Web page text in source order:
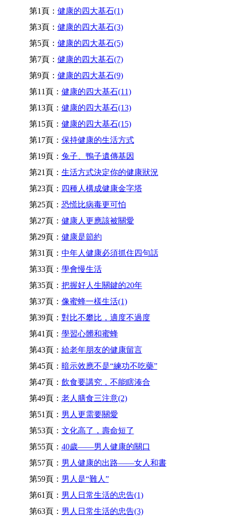
第1頁： 健康的四大基石(1)
第3頁： 健康的四大基石(3)
第5頁： 健康的四大基石(5)
第7頁： 健康的四大基石(7)
第9頁： 健康的四大基石(9)
第11頁： 健康的四大基石(11)
第13頁： 健康的四大基石(13)
第15頁： 健康的四大基石(15)
第17頁： 保持健康的生活方式
第19頁： 兔子、鴨子遺傳基因
第21頁： 生活方式決定你的健康狀況
第23頁： 四種人構成健康金字塔
第25頁： 恐慌比病毒更可怕
第27頁： 健康人更應該被關愛
第29頁： 健康是節約
第31頁： 中年人健康必須抓住四句話
第33頁： 學會慢生活
第35頁： 把握好人生關鍵的20年
第37頁： 像蜜蜂一樣生活(1)
第39頁： 對比不攀比，適度不過度
第41頁： 學習心髒和蜜蜂
第43頁： 給老年朋友的健康留言
第45頁： 暗示效應不是“練功不吃藥”
第47頁： 飲食要講究，不能瞎湊合
第49頁： 老人膳食三注意(2)
第51頁： 男人更需要關愛
第53頁： 文化高了，壽命短了
第55頁： 40歲——男人健康的關口
第57頁： 男人健康的出路——女人和書
第59頁： 男人是“難人”
第61頁： 男人日常生活的忠告(1)
第63頁： 男人日常生活的忠告(3)